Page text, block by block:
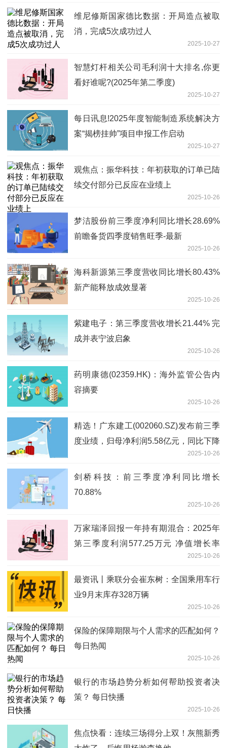
维尼修斯国家德比数据：开局造点被取
消，完成5次成功过人
2025-10-27
智慧灯杆相关公司毛利润十大排名,你更
看好谁呢?(2025年第二季度)
2025-10-27
每日讯息!2025年度智能制造系统解决方
案“揭榜挂帅”项目申报工作启动
2025-10-27
观焦点：振华科技：年初获取的订单已陆
续交付部分已反应在业绩上
2025-10-26
梦洁股份前三季度净利同比增长28.69%
前瞻备货四季度销售旺季-最新
2025-10-26
海科新源第三季度营收同比增长80.43%
新产能释放成效显著
2025-10-26
紫建电子：第三季度营收增长21.44% 完
成并表宁波启象
2025-10-26
药明康德(02359.HK)：海外监管公告内
容摘要
2025-10-26
精选！广东建工(002060.SZ)发布前三季
度业绩，归母净利润5.58亿元，同比下降
2025-10-26
剑桥科技：前三季度净利同比增长
70.88%
2025-10-26
万家瑞泽回报一年持有期混合：2025年
第三季度利润577.25万元 净值增长率
2025-10-26
最资讯丨乘联分会崔东树：全国乘用车行
业9月末库存328万辆
2025-10-26
保险的保障期限与个人需求的匹配如何？
每日热闻
2025-10-26
银行的市场趋势分析如何帮助投资者决
策？ 每日快播
2025-10-26
焦点快看：连续三场得分上双！灰熊新秀